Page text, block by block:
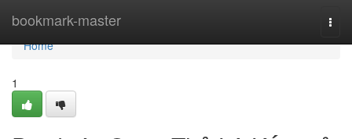
bookmark-master
Home
Home
1